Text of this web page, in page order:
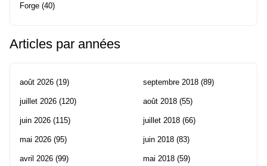
Forge (40)
Articles par années
août 2026 (19)
juillet 2026 (120)
juin 2026 (115)
mai 2026 (95)
avril 2026 (99)
septembre 2018 (89)
août 2018 (55)
juillet 2018 (66)
juin 2018 (83)
mai 2018 (59)